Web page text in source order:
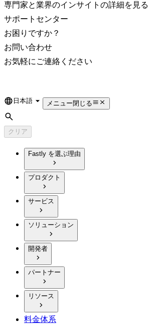
専門家と業界のインサイトの詳細を見る
サポートセンター
お困りですか？
お問い合わせ
お気軽にご連絡ください
Language
日本語 メニュー閉じる
検索
クリア
Fastly を選ぶ理由
プロダクト
サービス
ソリューション
開発者
パートナー
リソース
料金体系